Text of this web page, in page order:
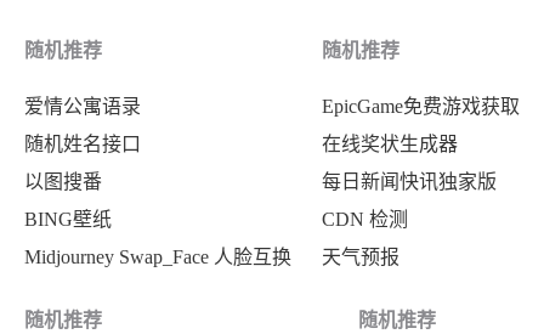
随机推荐
爱情公寓语录
随机姓名接口
以图搜番
BING壁纸
Midjourney Swap_Face 人脸互换
随机推荐
EpicGame免费游戏获取
在线奖状生成器
每日新闻快讯独家版
CDN 检测
天气预报
随机推荐 随机推荐